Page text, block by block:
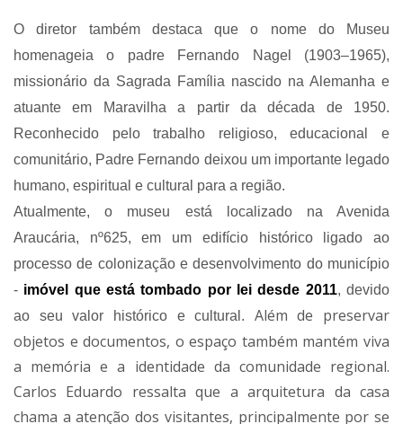
O diretor também destaca que o nome do Museu
homenageia o padre Fernando Nagel (1903–1965),
missionário da Sagrada Família nascido na Alemanha e
atuante em Maravilha a partir da década de 1950.
Reconhecido pelo trabalho religioso, educacional e
comunitário, Padre Fernando deixou um importante legado
humano, espiritual e cultural para a região.
Atualmente, o museu está localizado na Avenida
Araucária, nº625, em um edifício histórico ligado ao
processo de colonização e desenvolvimento do município
- imóvel que está tombado por lei desde 2011, devido
ao seu valor histórico e cultural. Além de preservar
objetos e documentos, o espaço também mantém viva
a memória e a identidade da comunidade regional.
Carlos Eduardo ressalta que a arquitetura da casa
chama a atenção dos visitantes, principalmente por se